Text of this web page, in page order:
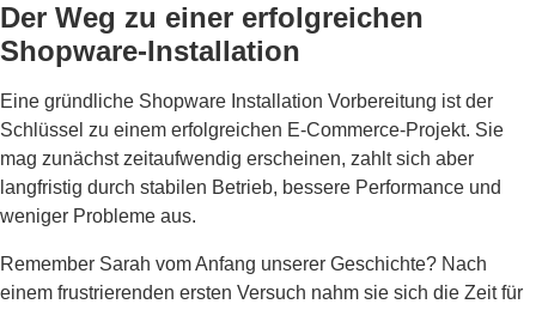
Der Weg zu einer erfolgreichen
Shopware-Installation
Eine gründliche Shopware Installation Vorbereitung ist der
Schlüssel zu einem erfolgreichen E-Commerce-Projekt. Sie
mag zunächst zeitaufwendig erscheinen, zahlt sich aber
langfristig durch stabilen Betrieb, bessere Performance und
weniger Probleme aus.
Remember Sarah vom Anfang unserer Geschichte? Nach
einem frustrierenden ersten Versuch nahm sie sich die Zeit für